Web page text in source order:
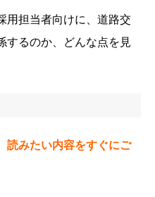
用担当者向けに、道路交
するのか、どんな点を見
読みたい内容をすぐにご